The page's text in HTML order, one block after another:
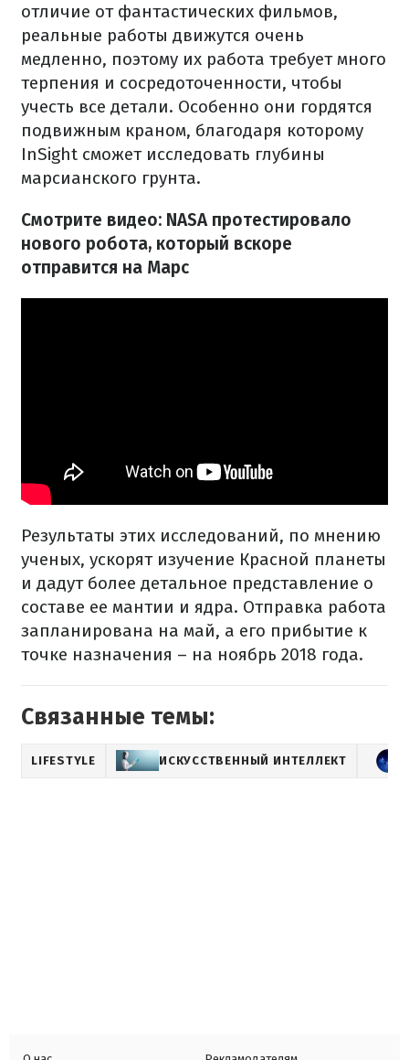
отличие от фантастических фильмов,
реальные работы движутся очень
медленно, поэтому их работа требует много
терпения и сосредоточенности, чтобы
учесть все детали. Особенно они гордятся
подвижным краном, благодаря которому
InSight сможет исследовать глубины
марсианского грунта.
Смотрите видео: NASA протестировало
нового робота, который вскоре
отправится на Марс
Результаты этих исследований, по мнению
ученых, ускорят изучение Красной планеты
и дадут более детальное представление о
составе ее мантии и ядра. Отправка работа
запланирована на май, а его прибытие к
точке назначения – на ноябрь 2018 года.
Связанные темы:
LIFESTYLE ИСКУССТВЕННЫЙ ИНТЕЛЛЕКТ